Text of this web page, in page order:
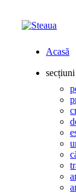
Acasă
secțiuni